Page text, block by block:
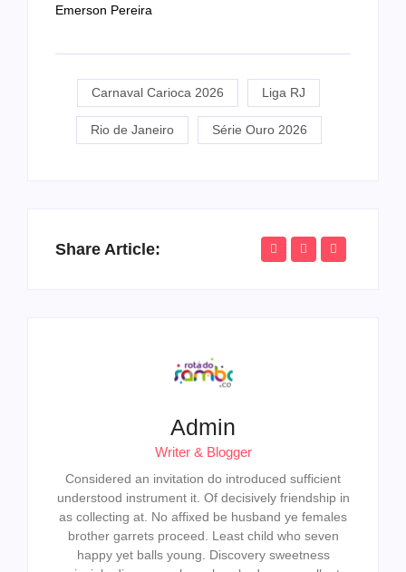
Emerson Pereira
Carnaval Carioca 2026 Liga RJ
Rio de Janeiro Série Ouro 2026
Share Article:
Admin
Writer & Blogger
Considered an invitation do introduced sufficient
understood instrument it. Of decisively friendship in
as collecting at. No affixed be husband ye females
brother garrets proceed. Least child who seven
happy yet balls young. Discovery sweetness